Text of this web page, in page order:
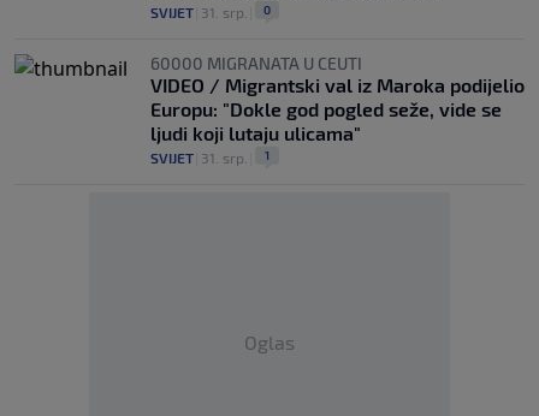
SVIJET 31. srp. 0
60000 MIGRANATA U CEUTI
VIDEO / Migrantski val iz Maroka podijelio
Europu: "Dokle god pogled seže, vide se
ljudi koji lutaju ulicama"
SVIJET 31. srp. 1
Oglas